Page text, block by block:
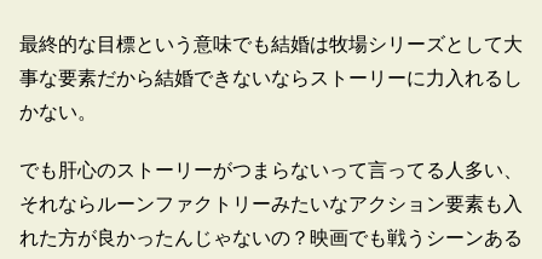
最終的な目標という意味でも結婚は牧場シリーズとして大
事な要素だから結婚できないならストーリーに力入れるし
かない。
でも肝心のストーリーがつまらないって言ってる人多い、
それならルーンファクトリーみたいなアクション要素も入
れた方が良かったんじゃないの？映画でも戦うシーンある